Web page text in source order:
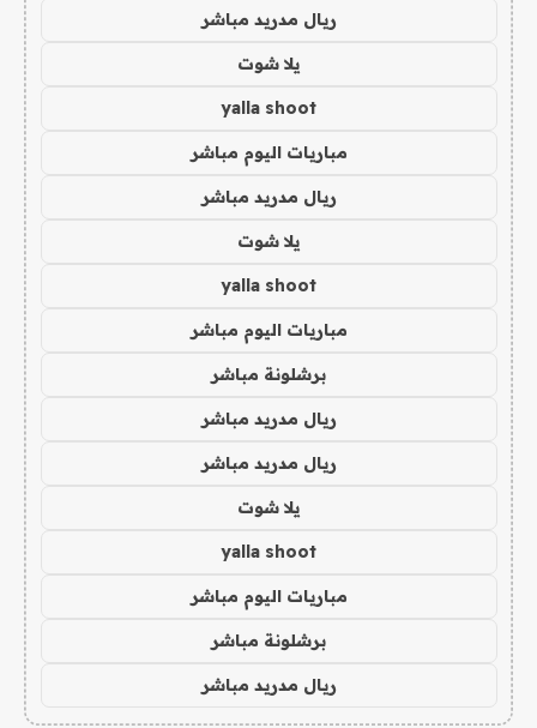
ريال مدريد مباشر
يلا شوت
yalla shoot
مباريات اليوم مباشر
ريال مدريد مباشر
يلا شوت
yalla shoot
مباريات اليوم مباشر
برشلونة مباشر
ريال مدريد مباشر
ريال مدريد مباشر
يلا شوت
yalla shoot
مباريات اليوم مباشر
برشلونة مباشر
ريال مدريد مباشر